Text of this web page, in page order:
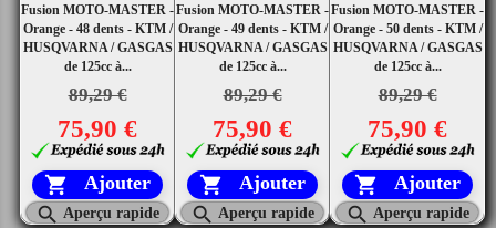
Fusion MOTO-MASTER -
Orange - 48 dents - KTM /
HUSQVARNA / GASGAS
de 125cc à...
89,29 €
75,90 €
 Ajouter
 Aperçu rapide
Fusion MOTO-MASTER -
Orange - 49 dents - KTM /
HUSQVARNA / GASGAS
de 125cc à...
89,29 €
75,90 €
 Ajouter
 Aperçu rapide
Fusion MOTO-MASTER -
Orange - 50 dents - KTM /
HUSQVARNA / GASGAS
de 125cc à...
89,29 €
75,90 €
 Ajouter
 Aperçu rapide